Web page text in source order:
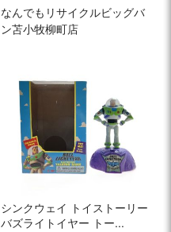
なんでもリサイクルビッグバ
ン苫小牧柳町店
シンクウェイ トイストーリー
バズライトイヤー トー...